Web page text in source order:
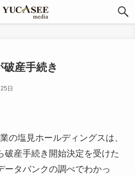
産手続き
日
の塩見ホールディングスは、
破産手続き開始決定を受けた
ータバンクの調べでわかっ